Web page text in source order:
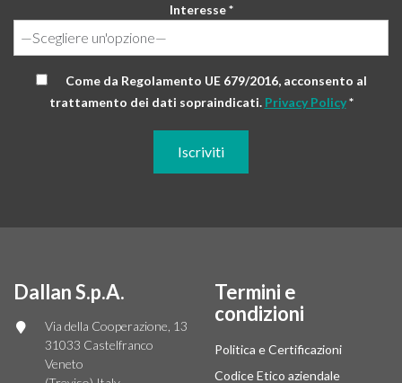
Interesse *
Come da Regolamento UE 679/2016, acconsento al
trattamento dei dati sopraindicati. Privacy Policy*
Dallan S.p.A.
Via della Cooperazione, 13
31033 Castelfranco
Veneto
Termini e
condizioni
Politica e Certificazioni
Codice Etico aziendale